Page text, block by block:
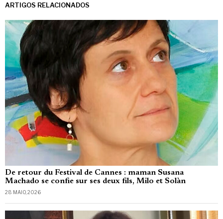
ARTIGOS RELACIONADOS
De retour du Festival de Cannes : maman Susana
Machado se confie sur ses deux fils, Milo et Solàn
28 MAIO, 2026